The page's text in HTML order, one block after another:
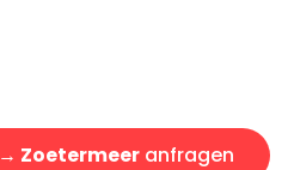
Zoetermeer anfragen